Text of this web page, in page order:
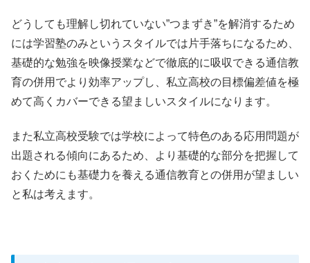
どうしても理解し切れていない”つまずき”を解消するため
には学習塾のみというスタイルでは片手落ちになるため、
基礎的な勉強を映像授業などで徹底的に吸収できる通信教
育の併用でより効率アップし、私立高校の目標偏差値を極
めて高くカバーできる望ましいスタイルになります。
また私立高校受験では学校によって特色のある応用問題が
出題される傾向にあるため、より基礎的な部分を把握して
おくためにも基礎力を養える通信教育との併用が望ましい
と私は考えます。